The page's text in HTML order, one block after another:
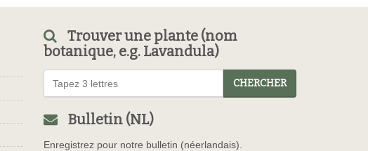
Trouver une plante (nom
botanique, e.g. Lavandula)
CHERCHER
Bulletin (NL)
Enregistrez pour notre bulletin (néerlandais).